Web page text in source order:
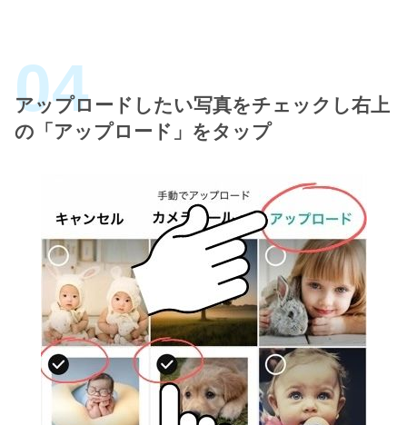
アップロードしたい写真をチェックし右上
の「アップロード」をタップ